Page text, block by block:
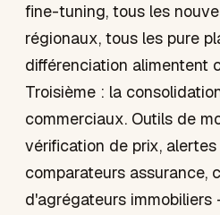
fine-tuning, tous les
régionaux, tous les pure
différenciation alimentent
Troisième : la
commerciaux. Outils de
vérification de prix,
comparateurs assurance,
d'agrégateurs